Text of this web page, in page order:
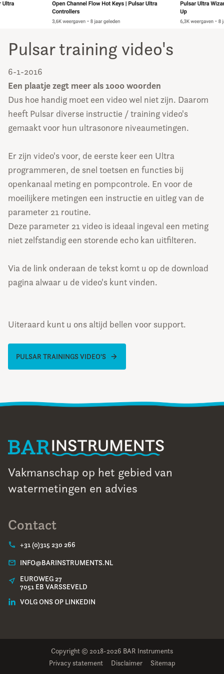
Pulsar training video's
6-1-2016
Een plaatje zegt meer als 1000 woorden
Dus hoe handig moet een video wel niet zijn. Daarom
heeft Pulsar diverse instructie / training video's
gemaakt voor hun ultrasonore niveaumetingen.
Er zijn video's voor, de eerste keer een Ultra
programmeren, de snel toetsen en functies bij
openkanaal meting en pompcontrole. En voor de
moeilijkere metingen een instructie en uitleg van de
parameter 21 routine.
Deze parameter 21 video is ideaal ingeval een meting
niet zelfstandig een storende echo kan uitfilteren.
Via de link onderaan de tekst komt u op de download
pagina alwaar u de video's kunt vinden.
Uiteraard kunt u ons altijd bellen voor support.
PULSAR TRAININGS VIDEO'S
Vakmanschap op het gebied van
watermetingen en advies
Contact
+31 (0)315 230 266
INFO@BARINSTRUMENTS.NL
EUROWEG 27
7051 EB VARSSEVELD
VOLG ONS OP LINKEDIN
Copyright © 2018-2026 BAR Instruments
Privacy statement
Disclaimer Sitemap